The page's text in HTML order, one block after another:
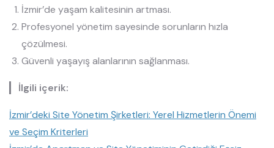
İzmir’de yaşam kalitesinin artması.
Profesyonel yönetim sayesinde sorunların hızla
çözülmesi.
Güvenli yaşayış alanlarının sağlanması.
İlgili içerik:
İzmir’deki Site Yönetim Şirketleri: Yerel Hizmetlerin Önemi
ve Seçim Kriterleri